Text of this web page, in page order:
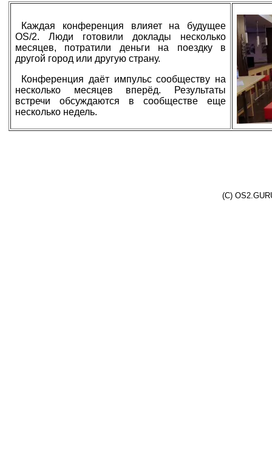
Каждая конференция влияет на будущее
OS/2. Люди готовили доклады несколько
месяцев, потратили деньги на поездку в
другой город или другую страну.
Конференция даёт импульс сообществу на
несколько месяцев вперёд. Результаты
встречи обсуждаются в сообществе еще
несколько недель.
(C)